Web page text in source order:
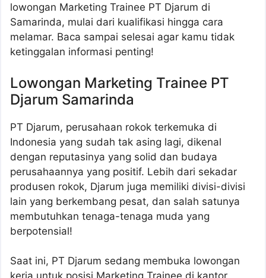
lowongan Marketing Trainee PT Djarum di
Samarinda, mulai dari kualifikasi hingga cara
melamar. Baca sampai selesai agar kamu tidak
ketinggalan informasi penting!
Lowongan Marketing Trainee PT
Djarum Samarinda
PT Djarum, perusahaan rokok terkemuka di
Indonesia yang sudah tak asing lagi, dikenal
dengan reputasinya yang solid dan budaya
perusahaannya yang positif. Lebih dari sekadar
produsen rokok, Djarum juga memiliki divisi-divisi
lain yang berkembang pesat, dan salah satunya
membutuhkan tenaga-tenaga muda yang
berpotensial!
Saat ini, PT Djarum sedang membuka lowongan